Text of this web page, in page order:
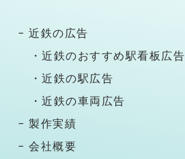
− 近鉄の広告
・近鉄のおすすめ駅看板広告
・近鉄の駅広告
・近鉄の車両広告
− 製作実績
− 会社概要